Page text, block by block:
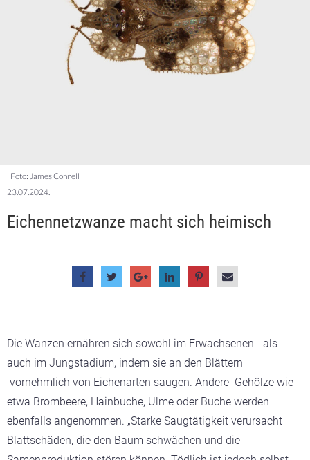
Foto: James Connell
23.07.2024.
Eichennetzwanze macht sich heimisch
Die Wanzen ernähren sich sowohl im Erwachsenen- als
auch im Jungstadium, indem sie an den Blättern
vornehmlich von Eichenarten saugen. Andere Gehölze wie
etwa Brombeere, Hainbuche, Ulme oder Buche werden
ebenfalls angenommen. „Starke Saugtätigkeit verursacht
Blattschäden, die den Baum schwächen und die